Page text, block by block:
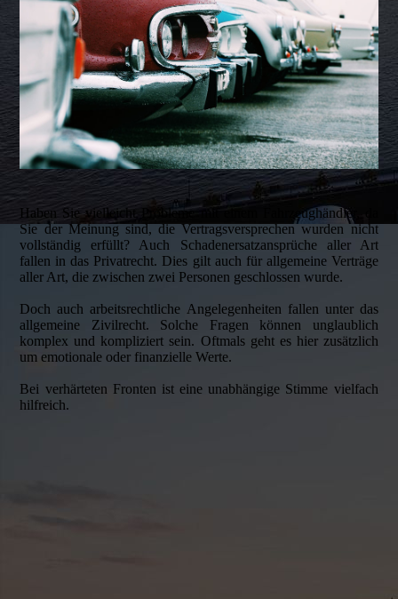
Haben Sie vielleicht Probleme mit einem Fahrzeughändler, da
Sie der Meinung sind, die Vertragsversprechen wurden nicht
vollständig erfüllt? Auch Schaden­ersatz­ansprüche aller Art
fallen in das Privatrecht. Dies gilt auch für allgemeine Verträge
aller Art, die zwischen zwei Personen geschlossen wurde.
Doch auch arbeitsrechtliche Angelegenheiten fallen unter das
allgemeine Zivilrecht. Solche Fragen können unglaublich
komplex und kompliziert sein. Oftmals geht es hier zusätzlich
um emotionale oder finanzielle Werte.
Bei verhärteten Fronten ist eine unabhängige Stimme vielfach
hilfreich.